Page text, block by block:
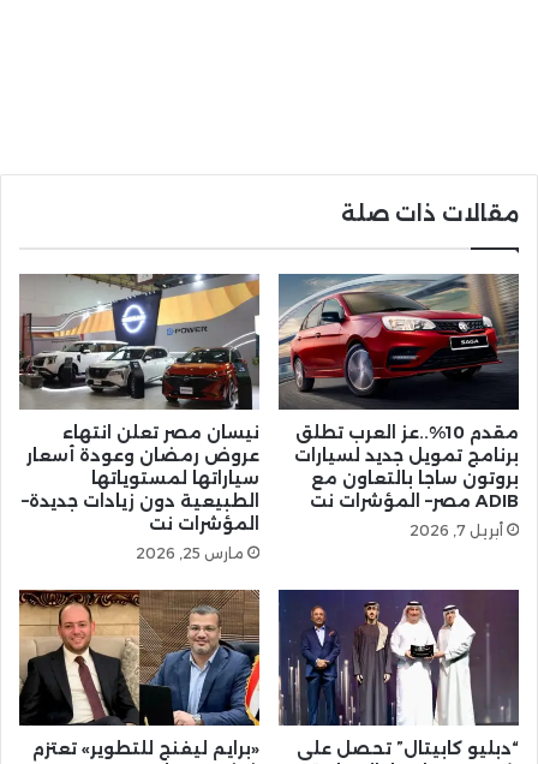
مقالات ذات صلة
مقدم 10%..عز العرب تطلق
برنامج تمويل جديد لسيارات
بروتون ساجا بالتعاون مع
ADIB مصر– المؤشرات نت
أبريل 7, 2026
نيسان مصر تعلن انتهاء
عروض رمضان وعودة أسعار
سياراتها لمستوياتها
الطبيعية دون زيادات جديدة–
المؤشرات نت
مارس 25, 2026
“دبليو كابيتال” تحصل على
«برايم ليفنج للتطوير» تعتزم